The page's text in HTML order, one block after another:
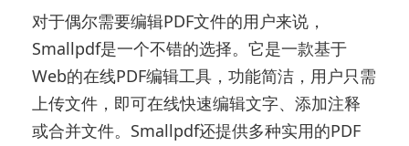
对于偶尔需要编辑PDF文件的用户来说，
Smallpdf是一个不错的选择。它是一款基于
Web的在线PDF编辑工具，功能简洁，用户只需
上传文件，即可在线快速编辑文字、添加注释
或合并文件。Smallpdf还提供多种实用的PDF